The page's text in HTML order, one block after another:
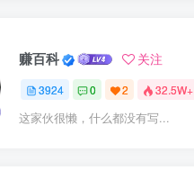
赚百科 关注
3924 0 2 32.5W+
这家伙很懒，什么都没有写...